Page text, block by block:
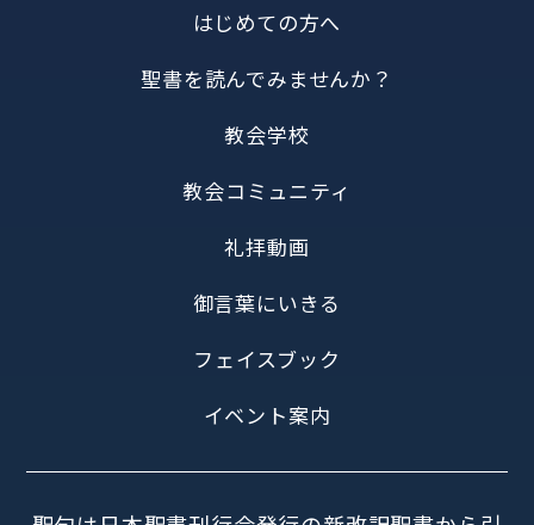
はじめての方へ
聖書を読んでみませんか？
教会学校
教会コミュニティ
礼拝動画
御言葉にいきる
フェイスブック
イベント案内